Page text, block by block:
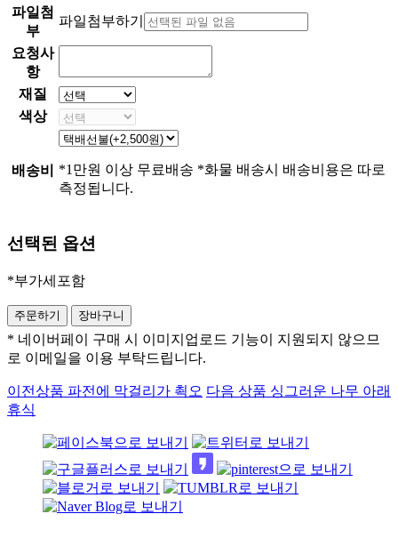
파일첨
부
파일첨부하기
요청사
항
재질
색상
배송비
*1만원 이상 무료배송 *화물 배송시 배송비용은 따로
측정됩니다.
선택된 옵션
*부가세포함
* 네이버페이 구매 시 이미지업로드 기능이 지원되지 않으므
로 이메일을 이용 부탁드립니다.
이전상품 파전에 막걸리가 쵝오 다음 상품 싱그러운 나무 아래
휴식